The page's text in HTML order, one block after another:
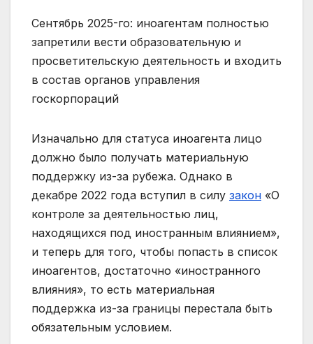
Сентябрь 2025-го: иноагентам полностью
запретили вести образовательную и
просветительскую деятельность и входить
в состав органов управления
госкорпораций
Изначально для статуса иноагента лицо
должно было получать материальную
поддержку из-за рубежа. Однако в
декабре 2022 года вступил в силу закон «О
контроле за деятельностью лиц,
находящихся под иностранным влиянием»,
и теперь для того, чтобы попасть в список
иноагентов, достаточно «иностранного
влияния», то есть материальная
поддержка из-за границы перестала быть
обязательным условием.